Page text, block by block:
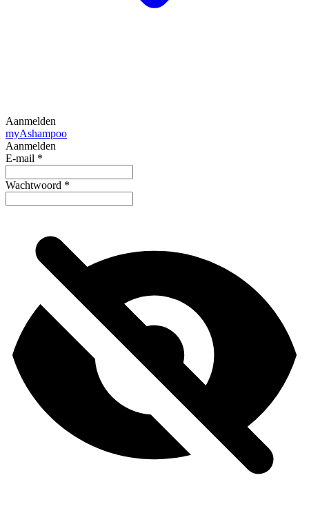
Aanmelden
myAshampoo
Aanmelden
E-mail *
Wachtwoord *